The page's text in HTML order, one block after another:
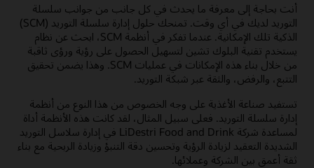
أنت بحاجة إلى معرفة ما يحدث في كل جانب من جوانب سلسلة
التوريد لديك في أي وقت. تمنحك حلول إدارة سلسلة التوريد (SCM)
الذكية تلك الإمكانية. عندما تفكر في أنظمة SCM، ابحث عن نظام
يستخدم تقنية البلوك تشين لتسهيل الحصول على رؤية ورؤى ثاقبة
من خلال بناء هذه الإمكانات في عمليات SCM. وهذا يضمن تحقيق
التتبع، والرفض، والثقة عبر شبكة التوريد.
تستفيد صناعة الأغذية على وجه الخصوص من هذا النوع من أنظمة
إدارة سلسلة التوريد. فعلى سبيل المثال، لقد كانت هذه الأنظمة أداة
لمساعدة شركة LiDestri Food and Drink في إدارة سلاسل التوريد
الشديدة التعقيد لزيادة الرؤية وتحسين دقة التنبؤ وزيادة الربحية مع بناء
ثقة أعمق بين الشركة وعملائها.